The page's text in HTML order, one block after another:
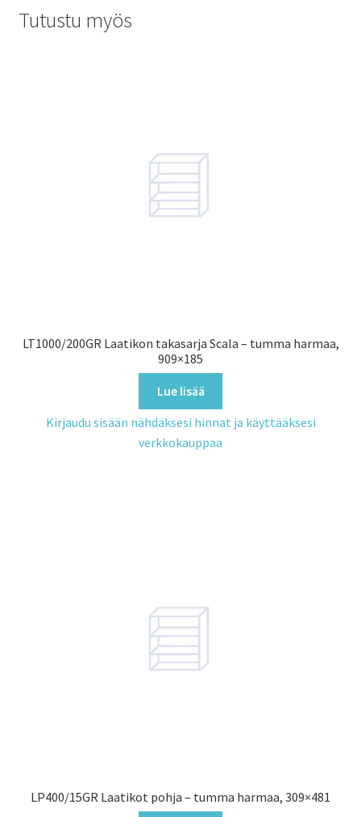
Tutustu myös
LT1000/200GR Laatikon takasarja Scala – tumma harmaa,
909×185
Lue lisää
Kirjaudu sisään nähdäksesi hinnat ja käyttääksesi
verkkokauppaa
LP400/15GR Laatikot pohja – tumma harmaa, 309×481